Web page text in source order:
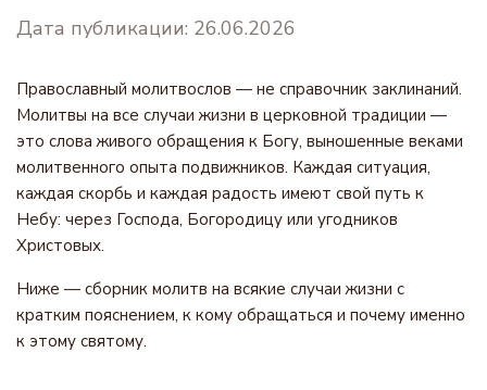
Дата публикации: 26.06.2026
Православный молитвослов — не справочник заклинаний.
Молитвы на все случаи жизни в церковной традиции —
это слова живого обращения к Богу, выношенные веками
молитвенного опыта подвижников. Каждая ситуация,
каждая скорбь и каждая радость имеют свой путь к
Небу: через Господа, Богородицу или угодников
Христовых.
Ниже — сборник молитв на всякие случаи жизни с
кратким пояснением, к кому обращаться и почему именно
к этому святому.